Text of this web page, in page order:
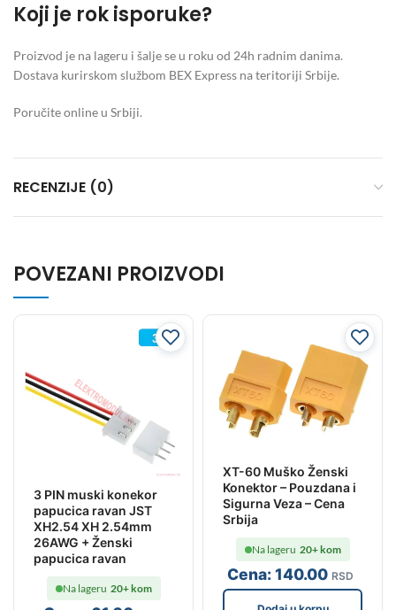
Koji je rok isporuke?
Proizvod je na lageru i šalje se u roku od 24h radnim danima.
Dostava kurirskom službom BEX Express na teritoriji Srbije.
Poručite online u Srbiji.
RECENZIJE (0)
POVEZANI PROIZVODI
3 PIN muski konekor
papucica ravan JST
XH2.54 XH 2.54mm
26AWG + Ženski
papucica ravan
Na lageru 20+ kom
XT-60 Muško Ženski
Konektor – Pouzdana i
Sigurna Veza – Cena
Srbija
Cena:140.00 RSD
Na lageru 20+ kom